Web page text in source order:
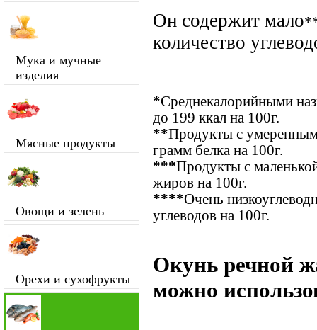
Мука и мучные
изделия
Мясные продукты
Овощи и зелень
Орехи и сухофрукты
Он содержит мало
количество
*Среднекалорийными
до 199 ккал на 100г.
**Продукты с
грамм белка на 100г.
***Продукты с
жиров на 100г.
****Очень
углеводов на 100г.
Окунь речной
можно